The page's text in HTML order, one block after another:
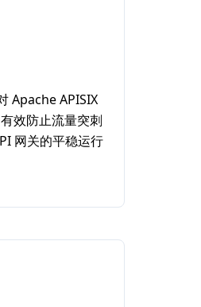
Apache APISIX
效防止流量突刺
网关的平稳运行